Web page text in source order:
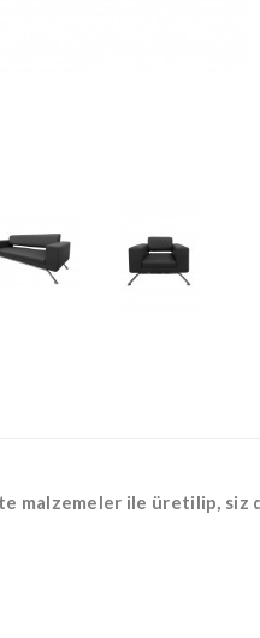
malzemeler ile üretilip, siz